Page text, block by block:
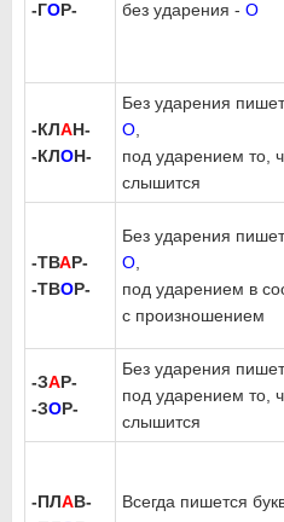
-ГОР-
без ударения - О
-КЛАН-
-КЛОН-
Без ударения
О
под ударением то,
слышится
-ТВАР-
-ТВОР-
Без ударения
О
под ударением в
с произношением
-ЗАР-
-ЗОР-
Без ударения
под ударением то,
слышится
-ПЛАВ-
Всегда пишется